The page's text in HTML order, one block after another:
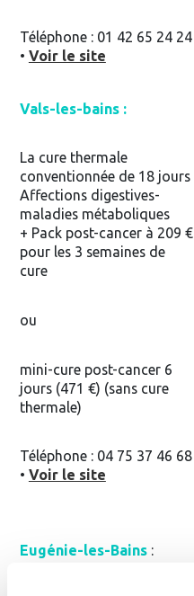
Téléphone : 01 42 65 24 24
• Voir le site
Vals-les-bains :
La cure thermale
conventionnée de 18 jours
Affections digestives-
maladies métaboliques
+ Pack post-cancer à 209 €
pour les 3 semaines de
cure
ou
mini-cure post-cancer 6
jours (471 €) (sans cure
thermale)
Téléphone : 04 75 37 46 68
• Voir le site
Eugénie-les-Bains: